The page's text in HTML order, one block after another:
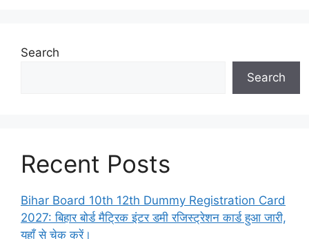
Search
Search
Recent Posts
Bihar Board 10th 12th Dummy Registration Card
2027: बिहार बोर्ड मैट्रिक इंटर डमी रजिस्ट्रेशन कार्ड हुआ जारी,
यहाँ से चेक करें।